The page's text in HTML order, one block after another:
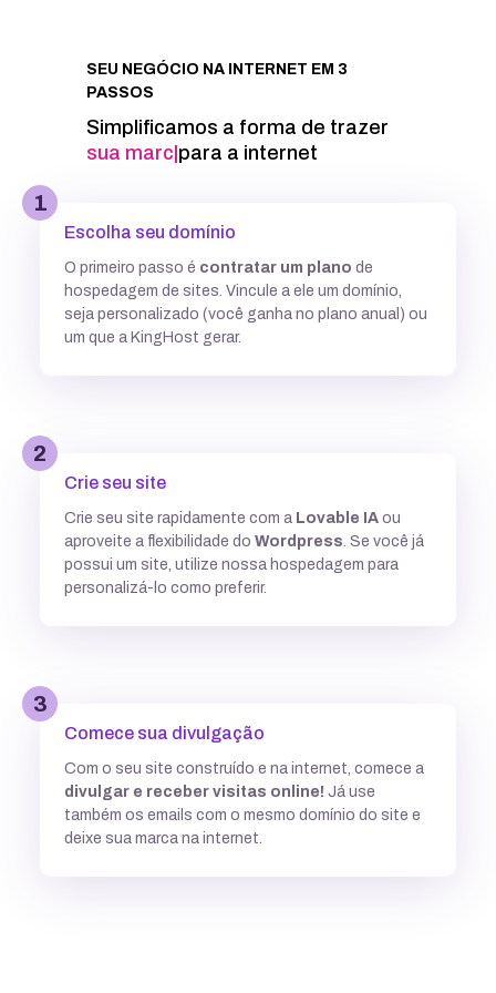
Informações técnicas
Banco de dados MySQL ilimitados
7,7GB 12,5 GB
Múltiplas versões do PHP
Múltiplas versões do ASP
Integração com ferramentas Git
Subdomínios ilimitados
SEU NEGÓCIO NA INTERNET EM 3
PASSOS
Simplificamos a forma de trazer
sua marca|para a internet
1
Escolha seu domínio
O primeiro passo é contratar um plano de
hospedagem de sites. Vincule a ele um domínio,
seja personalizado (você ganha no plano anual) ou
um que a KingHost gerar.
2
Crie seu site
Crie seu site rapidamente com a Lovable IA ou
aproveite a flexibilidade do Wordpress . Se você já
possui um site, utilize nossa hospedagem para
personalizá-lo como preferir.
3
Comece sua divulgação
Com o seu site construído e na internet, comece a
divulgar e receber visitas online! Já use
também os emails com o mesmo domínio do site e
deixe sua marca na internet.